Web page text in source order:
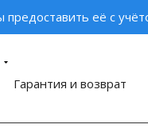
предоставить её с
Гарантия и возврат